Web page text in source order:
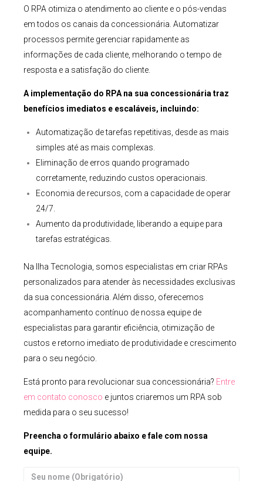
O RPA otimiza o atendimento ao cliente e o pós-vendas
em todos os canais da concessionária. Automatizar
processos permite gerenciar rapidamente as
informações de cada cliente, melhorando o tempo de
resposta e a satisfação do cliente.
A implementação do RPA na sua concessionária traz
benefícios imediatos e escaláveis, incluindo:
Automatização de tarefas repetitivas, desde as mais
simples até as mais complexas.
Eliminação de erros quando programado
corretamente, reduzindo custos operacionais.
Economia de recursos, com a capacidade de operar
24/7.
Aumento da produtividade, liberando a equipe para
tarefas estratégicas.
Na Ilha Tecnologia, somos especialistas em criar RPAs
personalizados para atender às necessidades exclusivas
da sua concessionária. Além disso, oferecemos
acompanhamento contínuo de nossa equipe de
especialistas para garantir eficiência, otimização de
custos e retorno imediato de produtividade e crescimento
para o seu negócio.
Está pronto para revolucionar sua concessionária? Entre
em contato conosco e juntos criaremos um RPA sob
medida para o seu sucesso!
Preencha o formulário abaixo e fale com nossa
equipe.